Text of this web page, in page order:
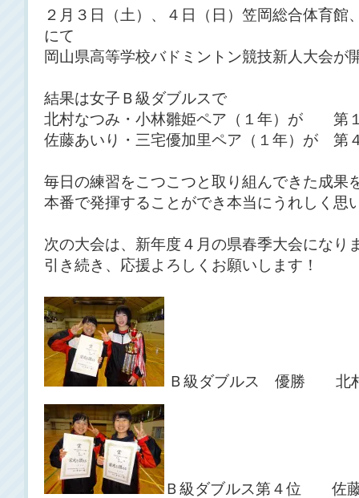
２月３日（土）、４日（日）笠岡総合体育館
にて
岡山県高等学校バドミントン競技新人大会が
結果は女子Ｂ級ダブルスで
北村なつみ・小林雛姫ペア（１年）が 第
佐藤あいり・三宅優加里ペア（１年）が 第
毎日の練習をこつこつと取り組んできた成果
本番で発揮することができ本当にうれしく思
次の大会は、新年度４月の県春季大会になり
引き続き、応援よろしくお願いします！
Ｂ級ダブルス 優勝 北村
Ｂ級ダブルス第４位 佐藤